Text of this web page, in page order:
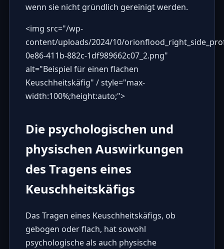
wenn sie nicht gründlich gereinigt werden.
<img src="/wp-
content/uploads/2024/10/
0e86-411b-882c-1df989662c07_2.png"
alt="Beispiel für einen flachen
Keuschheitskäfig" / style="max-
width:100%;height:auto;">
Die psychologischen und
physischen Auswirkungen
des Tragens eines
Keuschheitskäfigs
Das Tragen eines Keuschheitskäfigs, ob
gebogen oder flach, hat sowohl
psychologische als auch physische